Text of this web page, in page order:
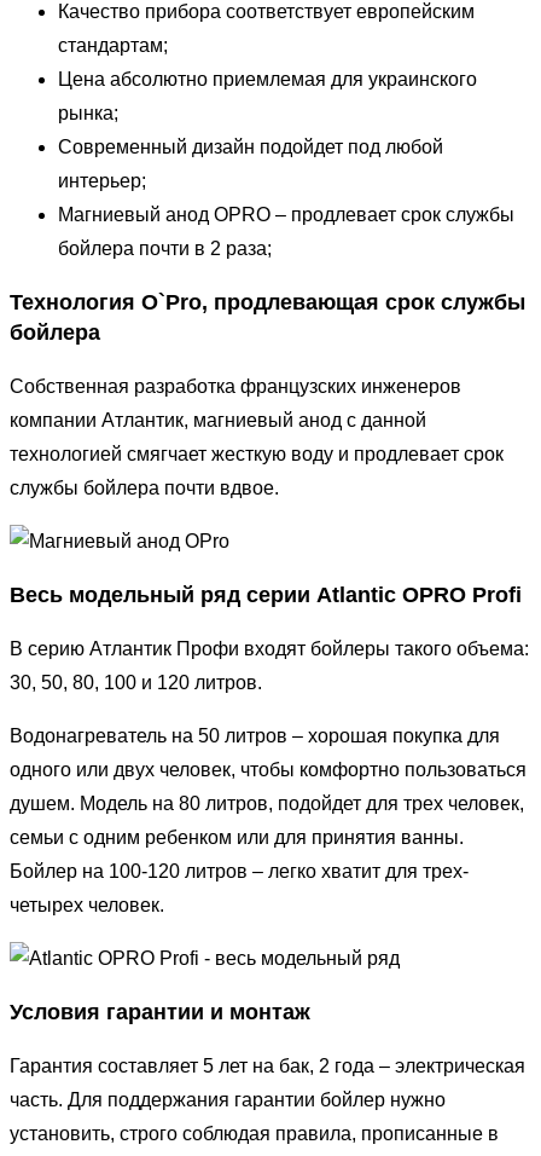
Качество прибора соответствует европейским
стандартам;
Цена абсолютно приемлемая для украинского
рынка;
Современный дизайн подойдет под любой
интерьер;
Магниевый анод OPRO – продлевает срок службы
бойлера почти в 2 раза;
Технология O`Pro, продлевающая срок службы
бойлера
Собственная разработка французских инженеров
компании Атлантик, магниевый анод с данной
технологией смягчает жесткую воду и продлевает срок
службы бойлера почти вдвое.
Весь модельный ряд серии Atlantic OPRO Profi
В серию Атлантик Профи входят бойлеры такого объема:
30, 50, 80, 100 и 120 литров.
Водонагреватель на 50 литров – хорошая покупка для
одного или двух человек, чтобы комфортно пользоваться
душем. Модель на 80 литров, подойдет для трех человек,
семьи с одним ребенком или для принятия ванны.
Бойлер на 100-120 литров – легко хватит для трех-
четырех человек.
Условия гарантии и монтаж
Гарантия составляет 5 лет на бак, 2 года – электрическая
часть. Для поддержания гарантии бойлер нужно
установить, строго соблюдая правила, прописанные в